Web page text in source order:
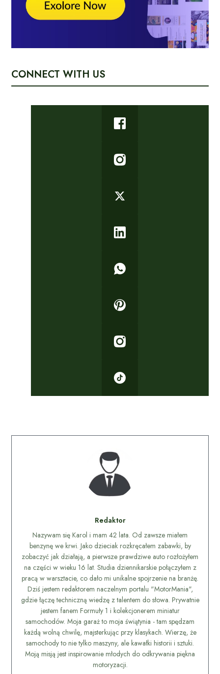
CONNECT WITH US
Redaktor
Nazywam się Karol i mam 42 lata. Od zawsze miałem
benzynę we krwi. Jako dzieciak rozkręcałem zabawki, by
zobaczyć jak działają, a pierwsze prawdziwe auto rozłożyłem
na części w wieku 16 lat. Studia dziennikarskie połączyłem z
pracą w warsztacie, co dało mi unikalne spojrzenie na branżę.
Dziś jestem redaktorem naczelnym portalu "MotorMania",
gdzie łączę techniczną wiedzę z talentem do słowa. Prywatnie
jestem fanem Formuły 1 i kolekcjonerem miniatur
samochodów. Moja garaż to moja świątynia - tam spędzam
każdą wolną chwilę, majsterkując przy klasykach. Wierzę, że
samochody to nie tylko maszyny, ale kawałki historii i sztuki.
Moją misją jest inspirowanie młodych do odkrywania piękna
motoryzacji.